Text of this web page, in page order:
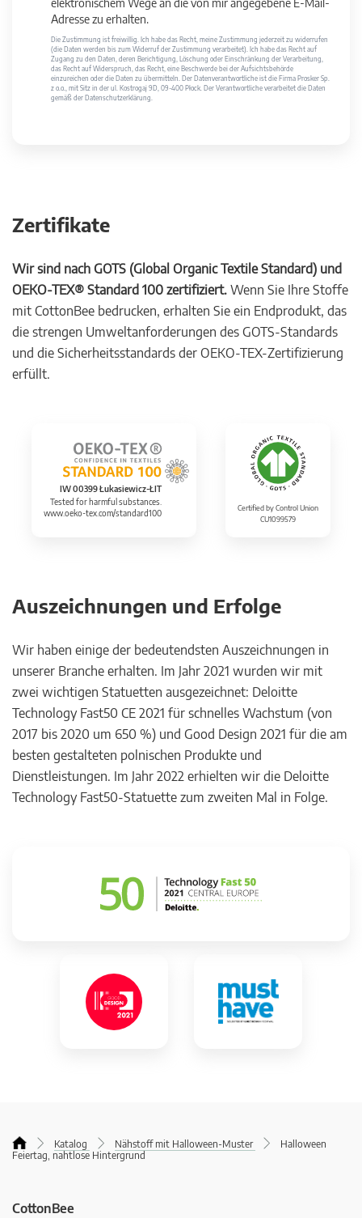
elektronischem Wege an die von mir angegebene E-Mail-
Adresse zu erhalten.
Die Zustimmung ist freiwillig. Ich habe das Recht, meine Zustimmung jederzeit zu widerrufen
(die Daten werden bis zum Widerruf der Zustimmung verarbeitet). Ich habe das Recht auf
Zugang zu den Daten, deren Berichtigung, Löschung oder Einschränkung der Verarbeitung,
das Recht auf Widerspruch, das Recht, eine Beschwerde bei der Aufsichtsbehörde
einzureichen oder die Daten zu übermitteln. Der Datenverantwortliche ist die Firma Prosker Sp.
z o.o., mit Sitz in der ul. Kostrogaj 9D, 09-400 Płock. Der Verantwortliche verarbeitet die Daten
gemäß der Datenschutzerklärung.
Zertifikate
Wir sind nach GOTS (Global Organic Textile Standard) und
OEKO-TEX® Standard 100 zertifiziert. Wenn Sie Ihre Stoffe
mit CottonBee bedrucken, erhalten Sie ein Endprodukt, das
die strengen Umweltanforderungen des GOTS-Standards
und die Sicherheitsstandards der OEKO-TEX-Zertifizierung
erfüllt.
IW 00399 Łukasiewicz-ŁIT
Tested for harmful substances.
www.oeko-tex.com/standard100
Certified by Control Union
CU1099579
Auszeichnungen und Erfolge
Wir haben einige der bedeutendsten Auszeichnungen in
unserer Branche erhalten. Im Jahr 2021 wurden wir mit
zwei wichtigen Statuetten ausgezeichnet: Deloitte
Technology Fast50 CE 2021 für schnelles Wachstum (von
2017 bis 2020 um 650 %) und Good Design 2021 für die am
besten gestalteten polnischen Produkte und
Dienstleistungen. Im Jahr 2022 erhielten wir die Deloitte
Technology Fast50-Statuette zum zweiten Mal in Folge.
Katalog Nähstoff mit Halloween-Muster
Halloween
Feiertag, nahtlose Hintergrund
CottonBee